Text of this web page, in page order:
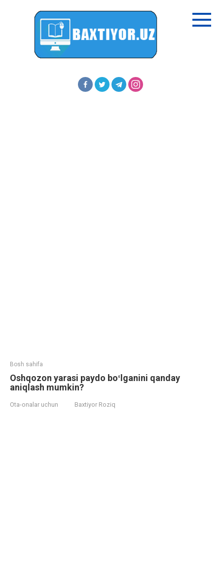
Bosh sahifa
Oshqozon yarasi paydo boʻlganini qanday
aniqlash mumkin?
Ota-onalar uchun Baxtiyor Roziq